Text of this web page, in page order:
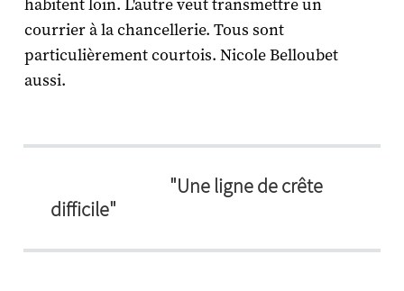
habitent loin. L'autre veut transmettre un
courrier à la chancellerie. Tous sont
particulièrement courtois. Nicole Belloubet
aussi.
"Une ligne de crête
difficile"